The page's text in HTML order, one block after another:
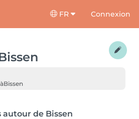
FR Connexion
àBissen
de Bissen